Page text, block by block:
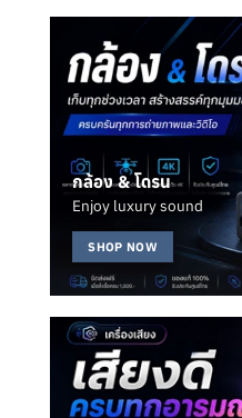
กล้อง & โดรน
Enjoy luxury sound
SHOP NOW